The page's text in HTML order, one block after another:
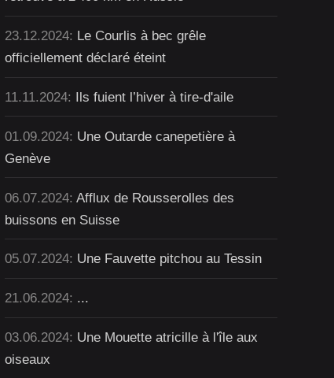
23.12.2024: Le Courlis à bec grêle
officiellement déclaré éteint
11.11.2024: Ils fuient l’hiver à tire-d'aile
01.09.2024: Une Outarde canepetière à
Genève
06.07.2024:Afflux de Rousserolles des
buissons en Suisse
05.07.2024: Une Fauvette pitchou au Tessin
21.06.2024: ...
03.06.2024: Une Mouette atricille à l'île aux
oiseaux